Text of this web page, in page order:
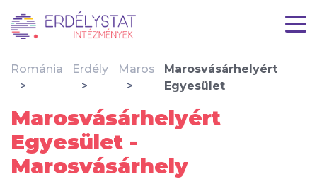
Románia Erdély Maros
Marosvásárhelyért
Egyesület
Marosvásárhelyért
Egyesület -
Marosvásárhely